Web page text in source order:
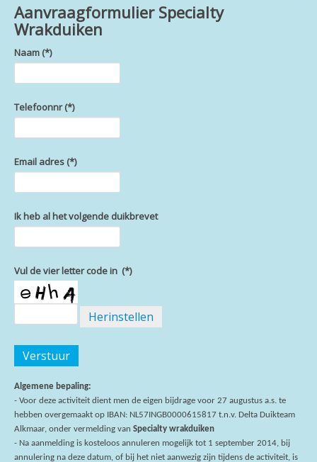
Aanvraagformulier Specialty
Wrakduiken
Naam (*)
Telefoonnr (*)
Email adres (*)
Ik heb al het volgende duikbrevet
Vul de vier letter code in (*)
Herinstellen
Verstuur
Algemene bepaling:
- Voor deze activiteit dient men de eigen bijdrage voor 27 augustus a.s. te
hebben overgemaakt op IBAN: NL57INGB0000615817 t.n.v. Delta Duikteam
Alkmaar, onder vermelding van Specialty wrakduiken
- Na aanmelding is kosteloos annuleren mogelijk tot 1 september 2014, bij
annulering na deze datum, of bij het niet aanwezig zijn tijdens de activiteit, is